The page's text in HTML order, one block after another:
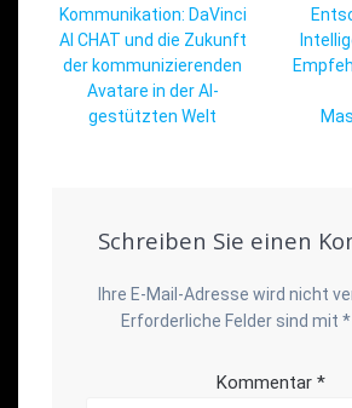
Beitrag:
Kommunikation: DaVinci
AI CHAT und die Zukunft
der kommunizierenden
Avatare in der AI-
gestützten Welt
Schreiben Sie einen
Ihre E-Mail-Adresse wird nicht
Erforderliche Felder sind mit *
Kommentar *